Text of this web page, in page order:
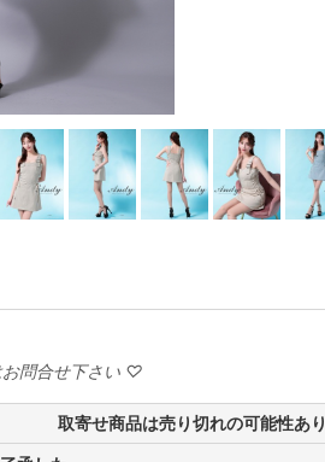
取寄せ商品は売り切れの可能性あり